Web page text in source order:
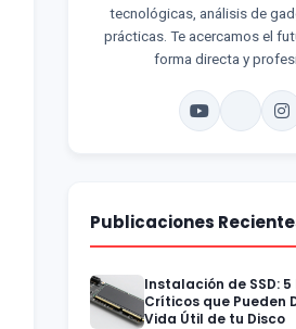
tecnológicas, análisis de
prácticas. Te acercamos el
forma directa y
Publicaciones
Instalación de SSD: 5
Críticos que Pueden
Vida Útil de tu Disco